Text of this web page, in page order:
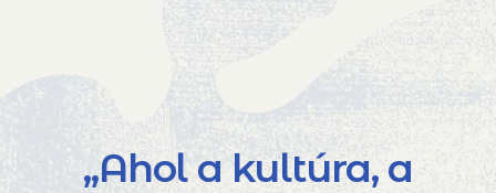
„Ahol a kultúra, a